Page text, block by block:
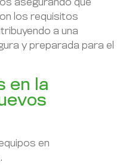
asegurando que
los requisitos
a una
y preparada para el
en la
en